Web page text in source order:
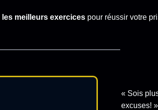
les meilleurs exercices pour réussir votre
« Sois
excuses! »